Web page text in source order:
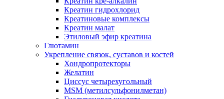
Креатин гидрохлорид
Креатиновые комплексы
Креатин малат
Этиловый эфир креатина
Глютамин
Укрепление связок, суставов и костей
Хондропротекторы
Желатин
Циссус четырехугольный
MSM (метилсульфонилметан)